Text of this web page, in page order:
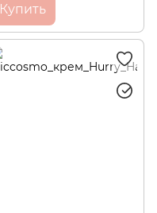
Купить